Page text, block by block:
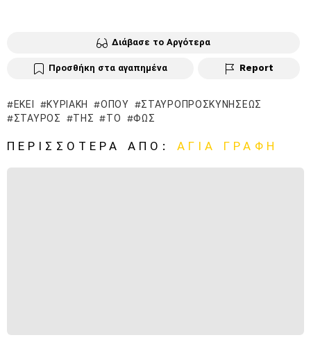
Διάβασε το Αργότερα
Προσθήκη στα αγαπημένα Report
ΕΚΕΊ ΚΥΡΙΑΚΉ ΌΠΟΥ
ΣΤΑΥΡΟΠΡΟΣΚΥΝΉΣΕΩΣ
ΣΤΑΥΡΌΣ
ΤΗΣ ΤΟ ΦΩΣ
ΠΕΡΙΣΣΌΤΕΡΑ ΑΠΌ: ΑΓΙΑ ΓΡΑΦΗ